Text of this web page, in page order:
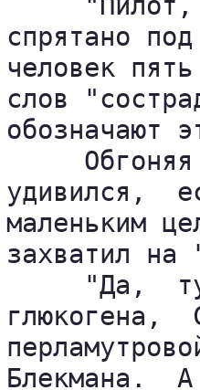
спрятано
человек
слов
обозначают
удивился,
маленьким
захватил на
"Да,
глюкогена,
Блекмана.